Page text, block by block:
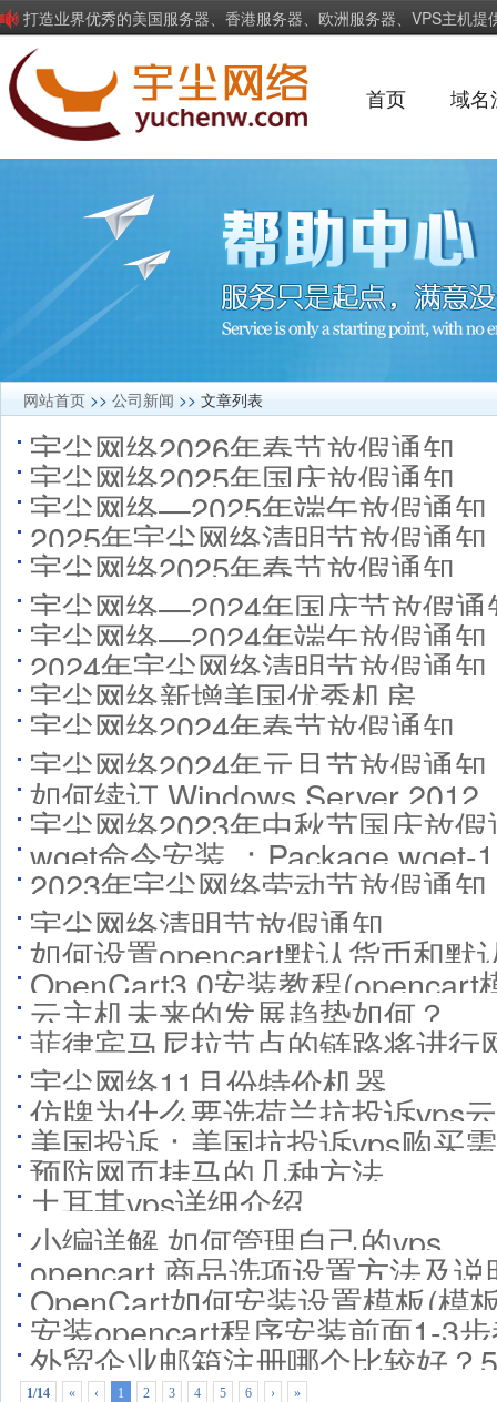
打造业界优秀的美国服务器、香港服务器、欧洲服务器、VPS主机提
首页 域名
网站首页 >> 公司新闻 >> 文章列表
宇尘网络2026年春节放假通知
宇尘网络2025年国庆放假通知
宇尘网络—2025年端午放假通知
2025年宇尘网络清明节放假通知
宇尘网络2025年春节放假通知
宇尘网络—2024年国庆节放假通
宇尘网络—2024年端午放假通知
2024年宇尘网络清明节放假通知
宇尘网络新增美国优秀机房
宇尘网络2024年春节放假通知
宇尘网络2024年元旦节放假通知
如何续订 Windows Server 2012
宇尘网络2023年中秋节国庆放假
wget命令安装 ：Package wget-
already installed and latest
2023年宇尘网络劳动节放假通知
宇尘网络清明节放假通知
如何设置opencart默认货币和默
OpenCart3.0安装教程(opencart
云主机未来的发展趋势如何？
菲律宾马尼拉节点的链路将进行
宇尘网络11月份特价机器
仿牌为什么要选荷兰抗投诉vps
美国投诉：美国抗投诉vps购买
预防网页挂马的几种方法
土耳其vps详细介绍
小编详解 如何管理自己的vps
opencart 商品选项设置方法及说
OpenCart如何安装设置模板(模
安装opencart程序安装前面1-3
报错
外贸企业邮箱注册哪个比较好
1/14 « ‹ 1 2 3 4 5 6 › »